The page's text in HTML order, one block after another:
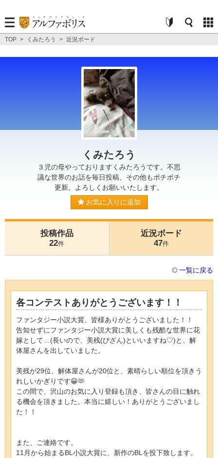
TOP > くみたろう > 近況ボード
くみたろう
３児の母やっておりますくみたろうです。不思
議な世界のお話を毎日投稿、その他もボチボチ
更新。よろしくお願いいたします。
お気に入りに追加
投稿作品
22件
近況ボード
47件
一覧に戻る
各コンテストありがとうございます！！
ファンタジー小説大賞、皆様ありがとうございました！！
告知せずにファンタジー小説大賞に美しくも残酷な世界に花
嫁として…(長いので、美残(びざん)といいますね♡)と、解
体屋さんを出していました。
美残が29位、解体屋さんが20位と、素晴らしい順位を頂きう
れしいかぎりです😀🫶
この間で、沢山のお気に入り登録も頂き、皆さんの目に触れ
る機会を頂きました。本当に嬉しい！ありがとうございまし
た！！
また、ご連絡です。
11月から始まるBL小説大賞に、新作のBLを投下致します。